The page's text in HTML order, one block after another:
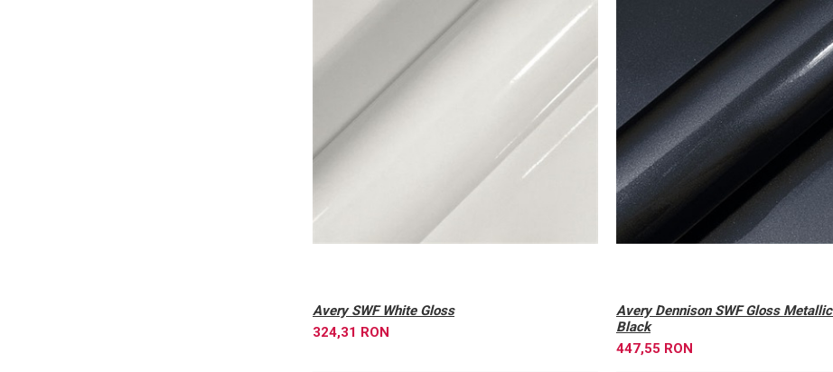
Avery SWF White Gloss
324,31 RON
Avery Dennison SWF Gloss Metallic Mystery
Black
447,55 RON